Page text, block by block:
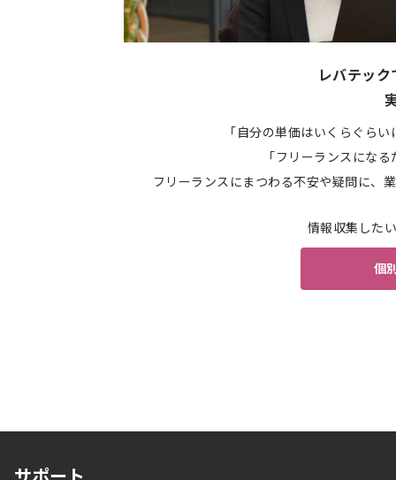
レバテッ
「自分の単価はいくらぐら
「フリーランスにな
フリーランスにまつわる不安や疑問に、
情報収集した
個